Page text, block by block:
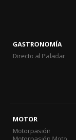
GASTRONOMÍA
Directo al Paladar
MOTOR
Motorpasión